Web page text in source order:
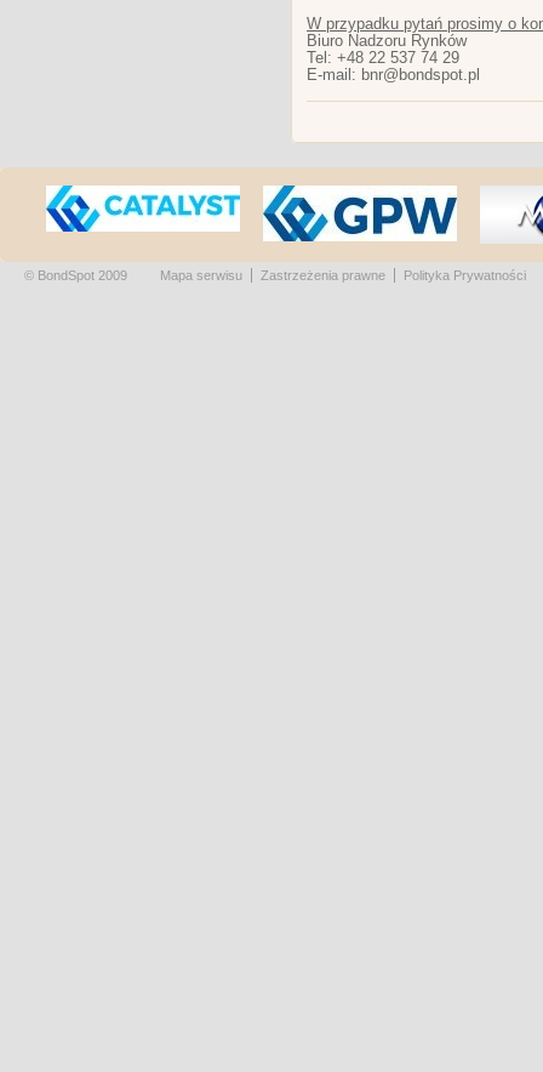
W przypadku pytań prosimy o
Biuro Nadzoru Rynków
Tel: +48 22 537 74 29
E-mail: bnr@bondspot.pl
© BondSpot 2009 Mapa serwisu Zastrzeżenia prawne Polityka Prywatności